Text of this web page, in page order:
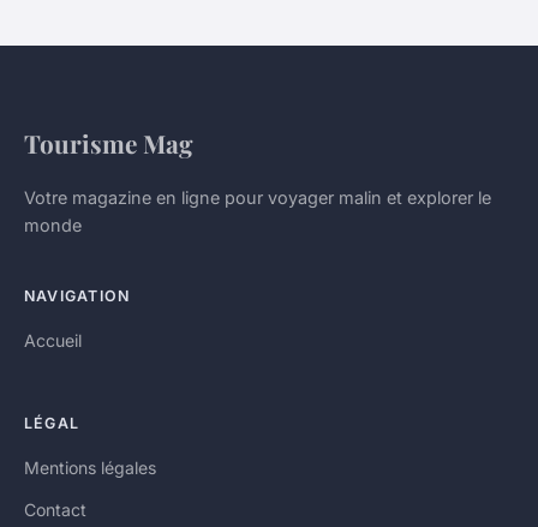
Tourisme Mag
Votre magazine en ligne pour voyager malin et explorer le
monde
NAVIGATION
Accueil
LÉGAL
Mentions légales
Contact